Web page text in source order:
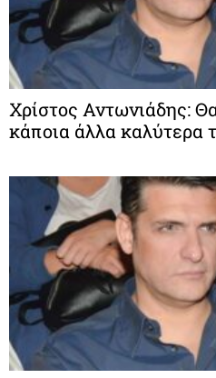
Χρίστος Αντωνιάδης:
κάποια άλλα καλύτερα